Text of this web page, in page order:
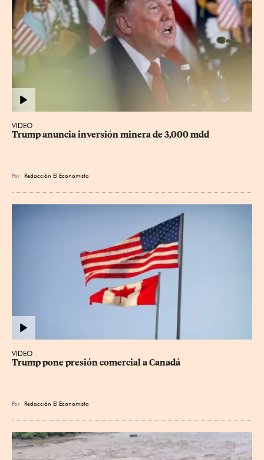
VIDEO
Trump anuncia inversión minera de 3,000 mdd
Por Redacción El Economista
VIDEO
Trump pone presión comercial a Canadá
Por Redacción El Economista